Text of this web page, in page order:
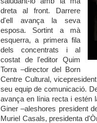
dreta al front. Darrere
d'ell avança la seva
esposa. Sortint a mà
esquerra, a primera fila
dels concentrats i al
costat de l'editor Quim
Torra –director del Born
Centre Cultural,
seu equip de comunicació.
avança en línia recta i estén
Giner –aleshores president
Muriel Casals, presidenta